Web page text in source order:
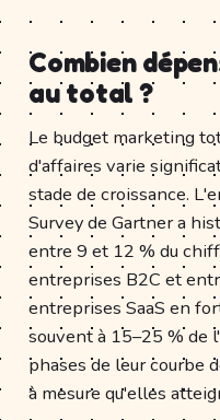
Combien
au total ?
Le budget marketing
d'affaires varie
stade de croissance.
Survey de Gartner a
entre 9 et 12 % du
entreprises B2C et
entreprises SaaS en
souvent à 15–25 % de
phases de leur courbe
à mesure qu'elles